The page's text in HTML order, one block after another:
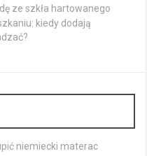
ze szkła hartowanego
kiedy dodają
niemiecki materac